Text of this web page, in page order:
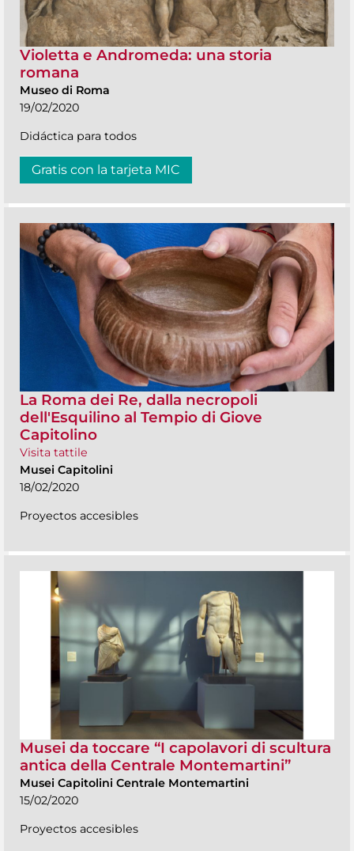
Violetta e Andromeda: una storia
romana
Museo di Roma
19/02/2020
Didáctica para todos
Gratis con la tarjeta MIC
La Roma dei Re, dalla necropoli
dell'Esquilino al Tempio di Giove
Capitolino
Visita tattile
Musei Capitolini
18/02/2020
Proyectos accesibles
Musei da toccare “I capolavori di scultura
antica della Centrale Montemartini”
Musei Capitolini Centrale Montemartini
15/02/2020
Proyectos accesibles